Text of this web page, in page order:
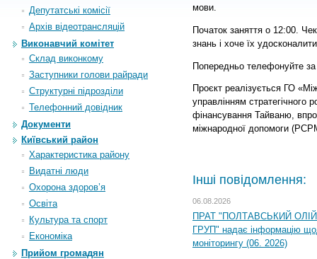
Депутатські комісії
Архiв вiдеотрансляцiй
Виконавчий комітет
Склад виконкому
Заступники голови райради
Структурні підрозділи
Телефонний довідник
Документи
Київський район
Характеристика району
Видатні люди
Охорона здоров’я
Освіта
Культура та спорт
Економіка
Прийом громадян
мови.
Початок заняття о 12:00.
знань і хоче їх
Попередньо телефонуйте
Проєкт реалізується ГО
управлінням стратегічного
фінансування Тайваню,
міжнародної допомоги
Інші повідомлення:
06.08.2026
ПРАТ "ПОЛТАВСЬКИЙ
ГРУП" надає інформацію
моніторингу (06. 2026)